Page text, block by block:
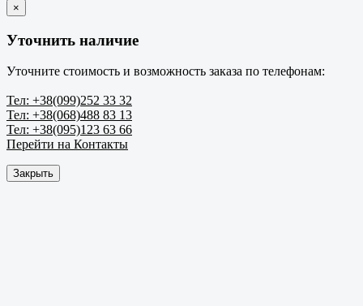
×
Уточнить наличие
Уточните стоимость и возможность заказа по телефонам:
Тел: +38(099)252 33 32
Тел: +38(068)488 83 13
Тел: +38(095)123 63 66
Перейти на Контакты
Закрыть